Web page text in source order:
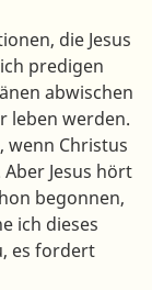
die Jesus
predigen
abwischen
leben werden.
wenn Christus
Jesus hört
begonnen,
ich dieses
es fordert